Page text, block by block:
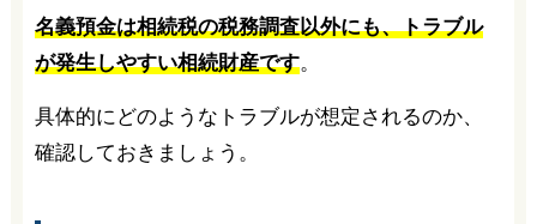
名義預金は相続税の税務調査以外にも、トラブル
が発生しやすい相続財産です。
具体的にどのようなトラブルが想定されるのか、
確認しておきましょう。